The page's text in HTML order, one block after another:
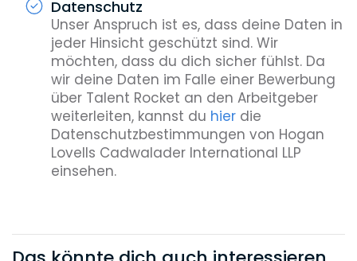
Datenschutz
Unser Anspruch ist es, dass deine Daten in
jeder Hinsicht geschützt sind. Wir
möchten, dass du dich sicher fühlst. Da
wir deine Daten im Falle einer Bewerbung
über Talent Rocket an den Arbeitgeber
weiterleiten, kannst du hierdie
Datenschutzbestimmungen von Hogan
Lovells Cadwalader International LLP
einsehen.